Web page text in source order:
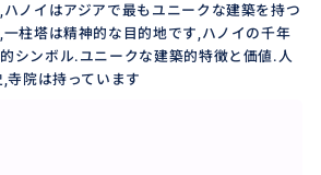
ホーチミン首席のご遺体が安置さ
ハノイはアジアで最もユニークな建築を持つ
一柱塔は精神的な目的地です,ハノイの千年
シンボル.ユニークな建築的特徴と価値.人
寺院は持っています